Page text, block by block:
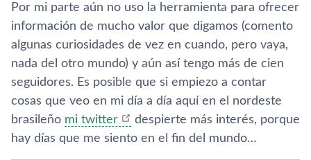
Por mi parte aún no uso la herramienta para ofrecer
información de mucho valor que digamos (comento
algunas curiosidades de vez en cuando, pero vaya,
nada del otro mundo) y aún así­ tengo más de cien
seguidores. Es posible que si empiezo a contar
cosas que veo en mi dí­a a dí­a aquí­ en el nordeste
brasileño mi twitter
despierte más interés, porque
hay dí­as que me siento en el fin del mundo…